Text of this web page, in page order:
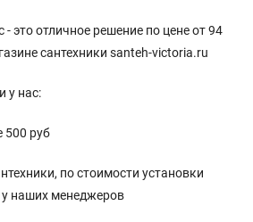
это отличное решение по цене от 94
сантехники santeh-victoria.ru
у нас:
500 руб
по стоимости установки
наших менеджеров